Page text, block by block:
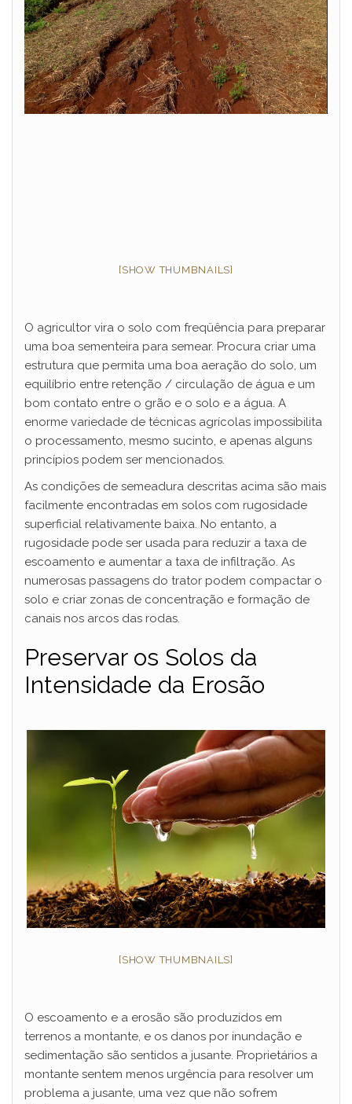
[SHOW THUMBNAILS]
O agricultor vira o solo com freqüência para preparar
uma boa sementeira para semear. Procura criar uma
estrutura que permita uma boa aeração do solo, um
equilíbrio entre retenção / circulação de água e um
bom contato entre o grão e o solo e a água. A
enorme variedade de técnicas agrícolas impossibilita
o processamento, mesmo sucinto, e apenas alguns
princípios podem ser mencionados.
As condições de semeadura descritas acima são mais
facilmente encontradas em solos com rugosidade
superficial relativamente baixa. No entanto, a
rugosidade pode ser usada para reduzir a taxa de
escoamento e aumentar a taxa de infiltração. As
numerosas passagens do trator podem compactar o
solo e criar zonas de concentração e formação de
canais nos arcos das rodas.
Preservar os Solos da
Intensidade da Erosão
[SHOW THUMBNAILS]
O escoamento e a erosão são produzidos em
terrenos a montante, e os danos por inundação e
sedimentação são sentidos a jusante. Proprietários a
montante sentem menos urgência para resolver um
problema a jusante, uma vez que não sofrem